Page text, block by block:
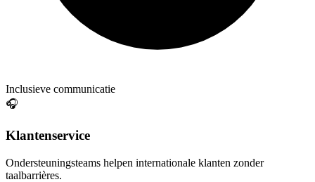
Inclusieve communicatie
🎧
Klantenservice
Ondersteuningsteams helpen internationale klanten zonder
taalbarrières.